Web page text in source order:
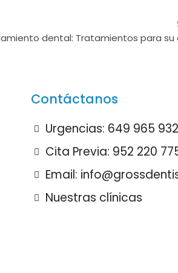
dental: Tratamientos para su
Contáctanos
Urgencias: 649 965 932
Cita Previa: 952 220
Email:
Nuestras clínicas